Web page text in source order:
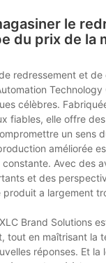
le
du prix de la
redressement et de
Technology
célèbres.
fiables, elle offre
un sens
améliorée
Avec des
et des
a largement
Brand Solutions
tout en maîtrisant la
réponses. Et la